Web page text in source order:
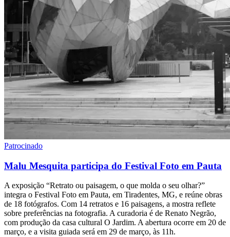
Patrocinado
Malu Mesquita participa do Festival Foto em Pauta
A exposição “Retrato ou paisagem, o que molda o seu olhar?”
integra o Festival Foto em Pauta, em Tiradentes, MG, e reúne obras
de 18 fotógrafos. Com 14 retratos e 16 paisagens, a mostra reflete
sobre preferências na fotografia. A curadoria é de Renato Negrão,
com produção da casa cultural O Jardim. A abertura ocorre em 20 de
março, e a visita guiada será em 29 de março, às 11h.